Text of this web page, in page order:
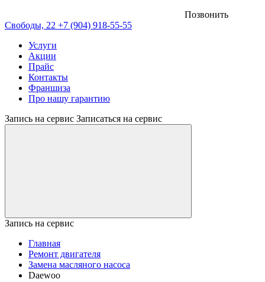
Позвонить
Свободы, 22 +7 (904) 918-55-55
Услуги
Акции
Прайс
Контакты
Франшиза
Про нашу гарантию
Запись на сервис Записаться на сервис
Запись на сервис
Главная
Ремонт двигателя
Замена масляного насоса
Daewoo